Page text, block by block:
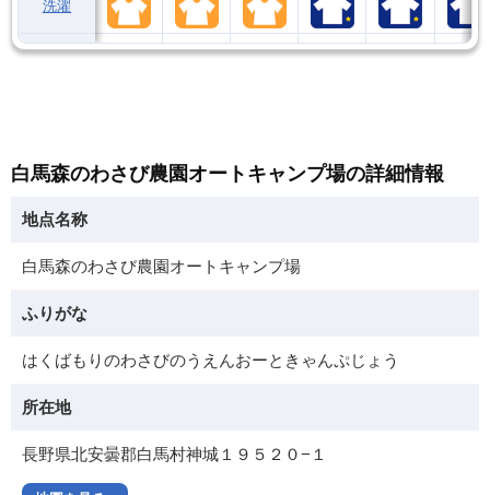
洗濯
白馬森のわさび農園オートキャンプ場の詳細情報
地点名称
白馬森のわさび農園オートキャンプ場
ふりがな
はくばもりのわさびのうえんおーときゃんぷじょう
所在地
長野県北安曇郡白馬村神城１９５２０−１